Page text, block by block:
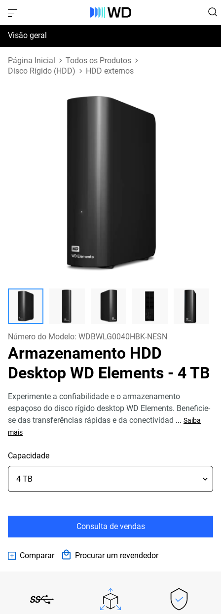
Visão geral
Especificações
Página Inicial
Todos os Produtos
Disco Rígido (HDD)
HDD externos
Número do Modelo: WDBWLG0040HBK-NESN
Armazenamento HDD
Desktop WD Elements - 4 TB
Experimente a confiabilidade e o armazenamento
espaçoso do disco rígido desktop WD Elements. Beneficie-
se das transferências rápidas e da conectividad ... Saiba
mais
Capacidade
Consulta de vendas
Comparar Procurar um revendedor